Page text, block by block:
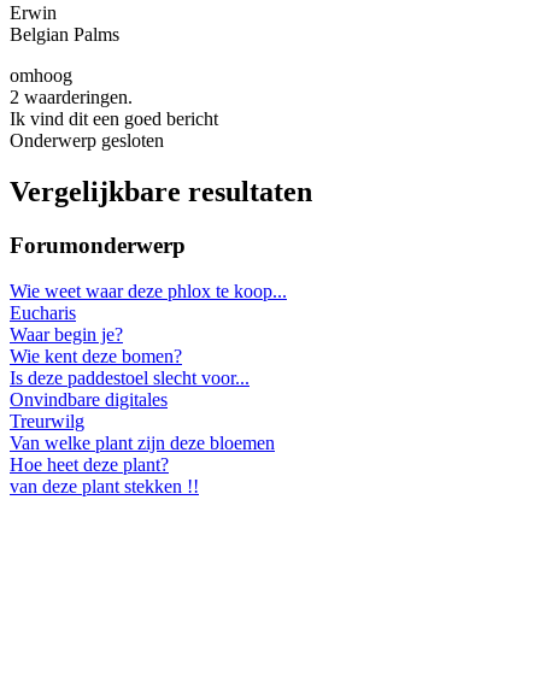
Erwin
Belgian Palms
omhoog
2 waarderingen.
Ik vind dit een goed bericht
Onderwerp gesloten
Vergelijkbare resultaten
Forumonderwerp
Wie weet waar deze phlox te koop...
Eucharis
Waar begin je?
Wie kent deze bomen?
Is deze paddestoel slecht voor...
Onvindbare digitales
Treurwilg
Van welke plant zijn deze bloemen
Hoe heet deze plant?
van deze plant stekken !!